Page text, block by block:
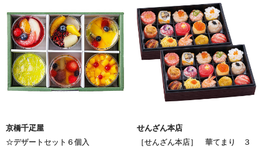
京橋千疋屋
☆デザートセット６個入
せんざん本店
［せんざん本店］ 華てまり ３